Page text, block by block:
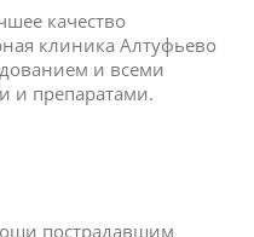
качество
клиника Алтуфьево
и всеми
и препаратами.
пострадавшим